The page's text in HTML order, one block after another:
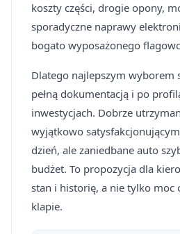
koszty części, drogie opony,
sporadyczne naprawy
bogato wyposażonego
Dlatego najlepszym wyborem
pełną dokumentacją i po
inwestycjach. Dobrze
wyjątkowo
dzień, ale zaniedbane auto
budżet. To propozycja dla
stan i historię, a nie tylko moc
klapie.